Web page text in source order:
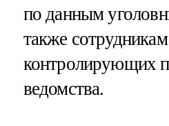
по данным
также сотрудникам
контролирующих
ведомства.